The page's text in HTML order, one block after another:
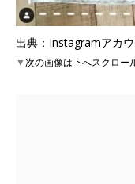
出典：Instagramアカ
▼次の画像は下へスクロー